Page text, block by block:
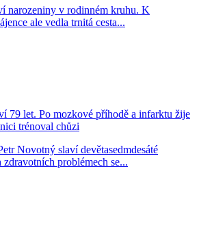
narozeniny v rodinném kruhu. K
ale vedla trnitá cesta...
79 let. Po mozkové příhodě a infarktu žije
trénoval chůzi
Novotný slaví devětasedmdesáté
problémech se...